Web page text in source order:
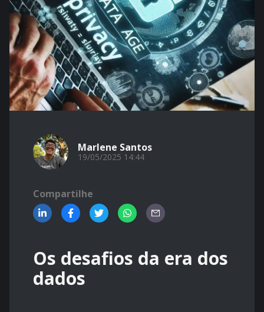
Marlene Santos
19/05/2025 14:44
Compartilhe
Os desafios da era dos
dados